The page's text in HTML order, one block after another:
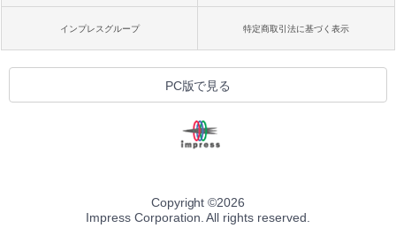
インプレスグループ 特定商取引法に基づく表示
PC版で見る
Copyright ©2026
Impress Corporation. All rights reserved.